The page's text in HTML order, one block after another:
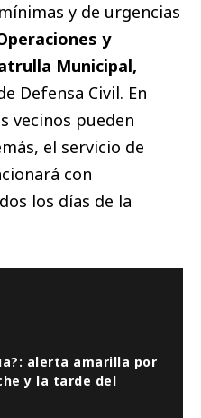
y de urgencias
y
Municipal,
Defensa Civil. En
vecinos pueden
el servicio de
con
los días de la
alerta amarilla por
y la tarde del